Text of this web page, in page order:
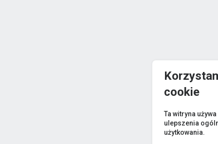
cookie
Ta witryna
ulepszenia
użytkowania.